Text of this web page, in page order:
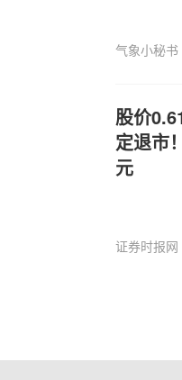
气象小秘书
股价
定退市
元
证券时报网